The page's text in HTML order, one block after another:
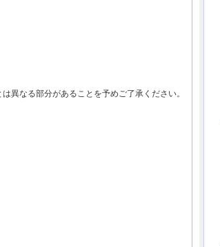
異なる部分があることを予めご了承ください。